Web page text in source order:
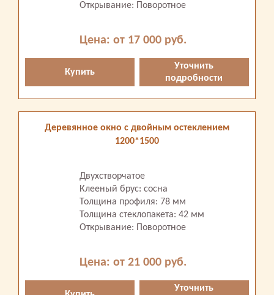
Открывание: Поворотное
Цена: от 17 000 руб.
Купить
Уточнить
подробности
Деревянное окно с двойным остеклением
1200*1500
Двухстворчатое
Клееный брус: сосна
Толщина профиля: 78 мм
Толщина стеклопакета: 42 мм
Открывание: Поворотное
Цена: от 21 000 руб.
Уточнить